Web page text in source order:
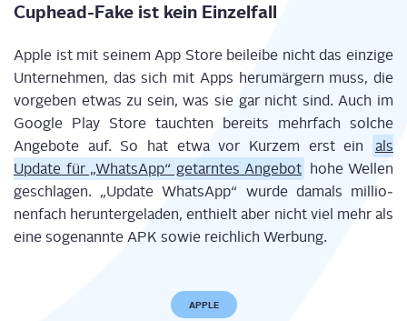
Cup­head-Fake ist kein Einzelfall
Apple ist mit sei­nem App Store bei­lei­be nicht das ein­zi­ge
Unter­neh­men, das sich mit Apps her­um­är­gern muss, die
vor­ge­ben etwas zu sein, was sie gar nicht sind. Auch im
Goog­le Play Store tauch­ten bereits mehr­fach sol­che
Ange­bo­te auf. So hat etwa vor Kur­zem erst ein
als
Update für „Whats­App“ getarn­tes Ange­bot hohe Wel­len
geschla­gen. „Update Whats­App“ wur­de damals mil­lio­
nen­fach her­un­ter­ge­la­den, ent­hielt aber nicht viel mehr als
eine soge­nann­te APK sowie reich­lich Werbung.
APPLE